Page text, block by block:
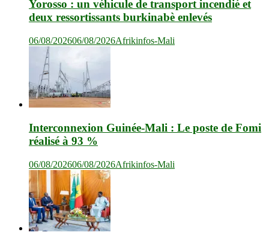
Yorosso : un véhicule de transport incendié et
deux ressortissants burkinabè enlevés
06/08/202606/08/2026Afrikinfos-Mali
Interconnexion Guinée-Mali : Le poste de Fomi
réalisé à 93 %
06/08/202606/08/2026Afrikinfos-Mali